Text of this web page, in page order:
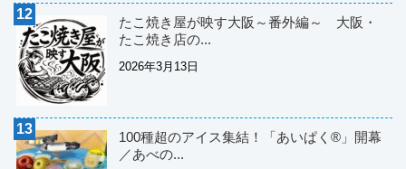
たこ焼き屋が映す大阪～番外編～ 大阪・
たこ焼き店の...
2026年3月13日
100種超のアイス集結！「あいぱく®」開幕
／あべの...